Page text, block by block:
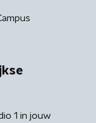
1 in jouw